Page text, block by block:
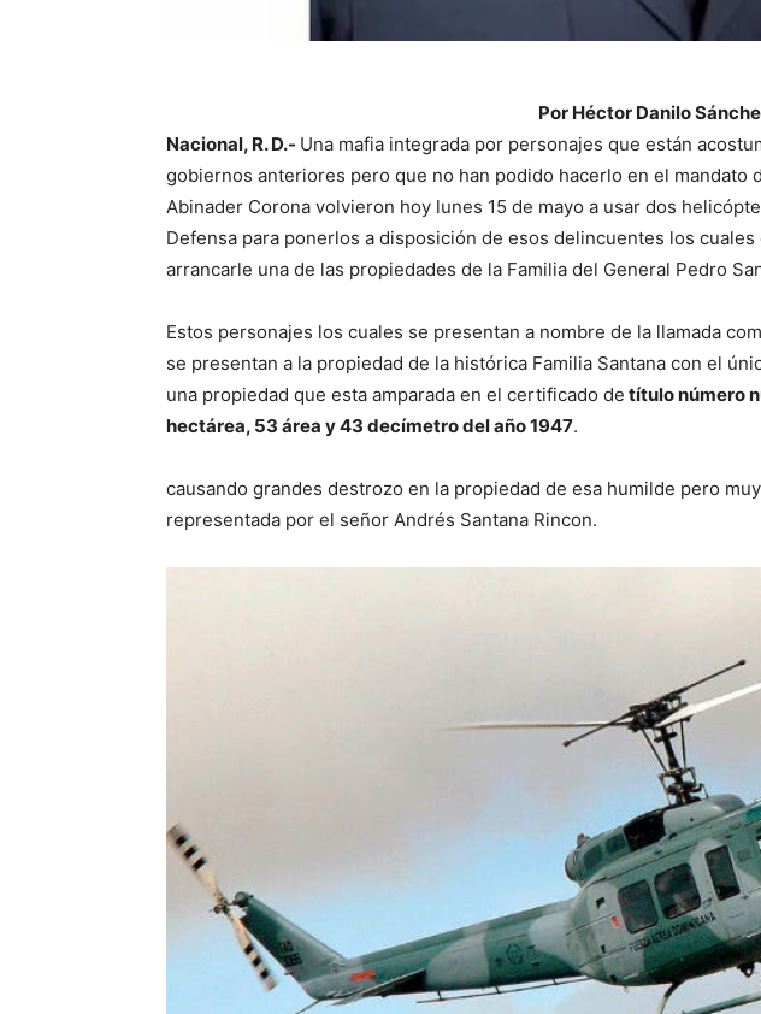
Por Héctor Danilo
Nacional, R. D.- Una mafia integrada por personajes que están
gobiernos anteriores pero que no han podido hacerlo en el mandato
Abinader Corona volvieron hoy lunes 15 de mayo a usar dos
Defensa para ponerlos a disposición de esos delincuentes los cuales
arrancarle una de las propiedades de la Familia del General Pedro
Estos personajes los cuales se presentan a nombre de la llamada
se presentan a la propiedad de la histórica Familia Santana con el
una propiedad que esta amparada en el certificado de título número
hectárea, 53 área y 43 decímetro del año 1947.
causando grandes destrozo en la propiedad de esa humilde pero
representada por el señor Andrés Santana Rincon.